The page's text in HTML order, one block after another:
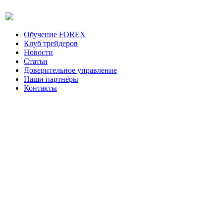
Обучение FOREX
Клуб трейдеров
Новости
Статьи
Доверительное управление
Наши партнеры
Контакты